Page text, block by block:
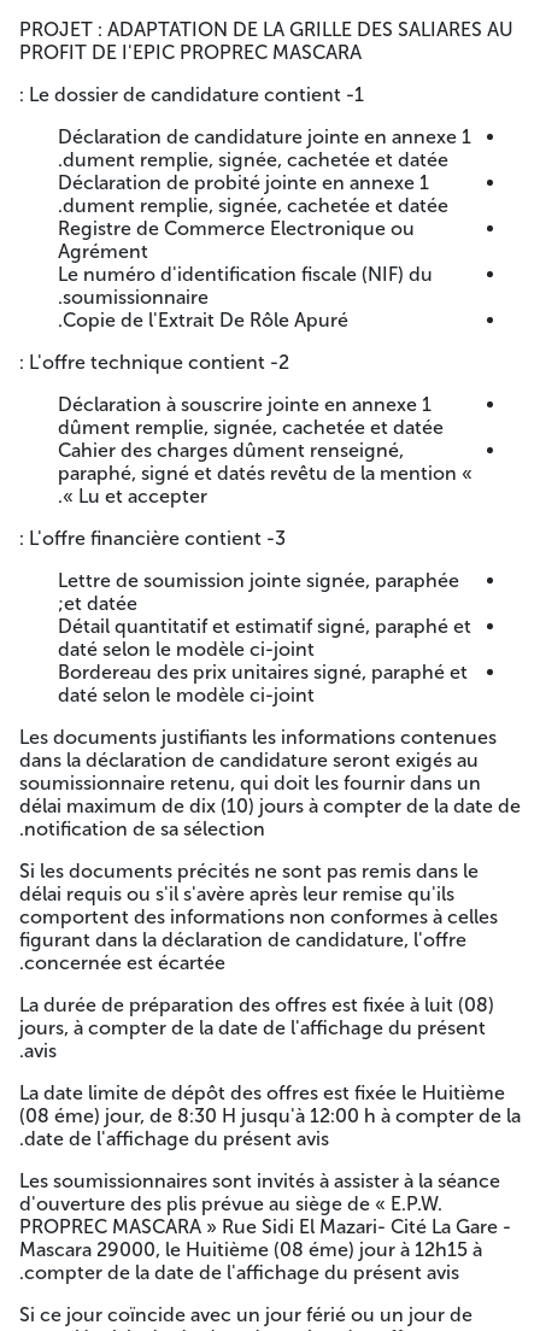
PROJET : ADAPTATION DE LA GRILLE DES SALIARES AU
PROFIT DE L'EPIC PROPREC MASCARA
La consultation s'adresse aux Experts comptable, peuvent
exécution en relation avec l'objet du cahier des charges
sous peine de rejeté l'offre le cas échéant)
Peuvent retirer le cahier des charges à compter de la date
d'affichage du présent avis de consultation auprès des
services et administrations locaux, auprès du bureau des
Marchés au siège de « E.P.W. PROPREC MASCARA »
ADRESSE : Rue Sidi El Mazari- Cité La Gare - Mascara 29000,
contre paiement de la somme de 5000 dinars au compte
Les offres doivent comporter un dossier de candidature,
une offre technique et une offre financière.
Le dossier de candidature, l'offre technique et financière
sont insérés dans des enveloppes doivent être séparées et
cachetées, indiquant la dénomination de l'entreprise, la
mention « dossier de candidature », « offre technique » et «
offre financière », selon le cas, Ces enveloppes sont mises
dans une autre enveloppe cachetée et anonyme,
comportant la mention « à n'ouvrir que par la commission
d'ouverture des plis et d'évaluation des offres - Avis de
Consultation N°: 01/2026 + L'objet :
PROJET : ADAPTATION DE LA GRILLE DES SALIARES AU
PROFIT DE I'EPIC PROPREC MASCARA
1- Le dossier de candidature contient :
dument remplie, signée, cachetée et datée.
Déclaration de probité jointe en annexe 1 dument
remplie, signée, cachetée et datée.
Registre de Commerce Electronique ou Agrément
Le numéro d'identification fiscale (NIF) du
Copie de l'Extrait De Rôle Apuré.
Déclaration à souscrire jointe en annexe 1 dûment
remplie, signée, cachetée et datée
Cahier des charges dûment renseigné, paraphé,
accepter ».
3- L'offre financière contient :
Lettre de soumission jointe signée, paraphée et
datée;
Détail quantitatif et estimatif signé, paraphé et
PROJET : ADAPTATION DE LA GRILLE DES SALIARES AU
PROFIT DE I'EPIC PROPREC MASCARA
1- Le dossier de candidature contient :
Déclaration de candidature jointe en annexe 1
dument remplie, signée, cachetée et datée.
Déclaration de probité jointe en annexe 1
dument remplie, signée, cachetée et datée.
Registre de Commerce Electronique ou
Agrément
Le numéro d'identification fiscale (NIF) du
soumissionnaire.
Copie de l'Extrait De Rôle Apuré.
2- L'offre technique contient :
Déclaration à souscrire jointe en annexe 1
dûment remplie, signée, cachetée et datée
Cahier des charges dûment renseigné,
paraphé, signé et datés revêtu de la mention «
Lu et accepter ».
3- L'offre financière contient :
Lettre de soumission jointe signée, paraphée
et datée;
Détail quantitatif et estimatif signé, paraphé et
daté selon le modèle ci-joint
Bordereau des prix unitaires signé, paraphé et
daté selon le modèle ci-joint
Les documents justifiants les informations contenues
dans la déclaration de candidature seront exigés au
soumissionnaire retenu, qui doit les fournir dans un
délai maximum de dix (10) jours à compter de la date de
notification de sa sélection.
Si les documents précités ne sont pas remis dans le
délai requis ou s'il s'avère après leur remise qu'ils
comportent des informations non conformes à celles
figurant dans la déclaration de candidature, l'offre
concernée est écartée.
La durée de préparation des offres est fixée à luit (08)
jours, à compter de la date de l'affichage du présent
avis.
La date limite de dépôt des offres est fixée le Huitième
(08 éme) jour, de 8:30 H jusqu'à 12:00 h à compter de la
date de l'affichage du présent avis.
Les soumissionnaires sont invités à assister à la séance
d'ouverture des plis prévue au siège de « E.P.W.
PROPREC MASCARA » Rue Sidi El Mazari- Cité La Gare -
Mascara 29000, le Huitième (08 éme) jour à 12h15 à
compter de la date de l'affichage du présent avis.
Si ce jour coïncide avec un jour férié ou un jour de